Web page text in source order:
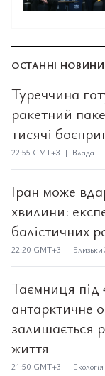
ОСТАННІ НОВИНИ
Туреччина
ракетний
тисячі
22:55 GMT+3 | Влада
Іран може
хвилини:
балістичних
22:20 GMT+3 | Близький
Таємниця під
антарктичне
залишається
життя
21:50 GMT+3 | Екологія